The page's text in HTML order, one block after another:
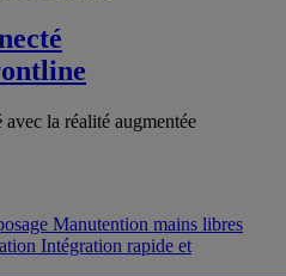
la réalité augmentée
Manutention mains libres
Intégration rapide et